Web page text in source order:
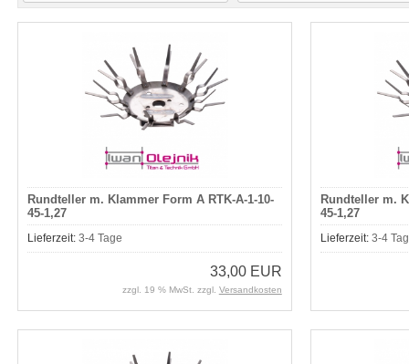
Rundteller m. Klammer Form A RTK-A-1-10-
45-1,27
Lieferzeit:3-4 Tage
33,00 EUR
zzgl. 19 % MwSt. zzgl. Versandkosten
Rundteller m.
45-1,27
Lieferzeit: 3-4